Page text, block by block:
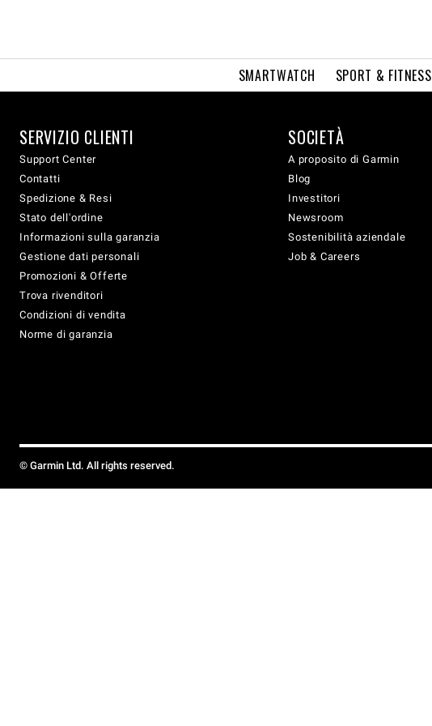
SMARTWATCH SPORT & FITNESS
SERVIZIO CLIENTI
Support Center
Contatti
Spedizione & Resi
Stato dell'ordine
Informazioni sulla garanzia
Gestione dati personali
Promozioni & Offerte
Trova rivenditori
Condizioni di vendita
Norme di garanzia
SOCIETÀ
A proposito di Garmin
Blog
Investitori
Newsroom
Sostenibilità aziendale
Job & Careers
© Garmin Ltd. All rights reserved.